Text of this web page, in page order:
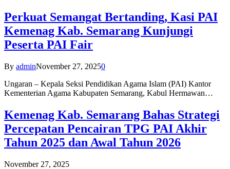
Perkuat Semangat Bertanding, Kasi PAI
Kemenag Kab. Semarang Kunjungi
Peserta PAI Fair
By adminNovember 27, 20250
Ungaran – Kepala Seksi Pendidikan Agama Islam (PAI) Kantor
Kementerian Agama Kabupaten Semarang, Kabul Hermawan…
Kemenag Kab. Semarang Bahas Strategi
Percepatan Pencairan TPG PAI Akhir
Tahun 2025 dan Awal Tahun 2026
November 27, 2025